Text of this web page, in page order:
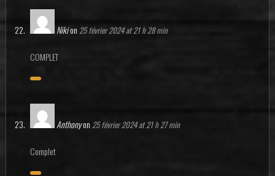
Nikion 25 février 2024 at 21 h 28 min
COMPLET
Anthonyon 25 février 2024 at 21 h 27 min
Complet